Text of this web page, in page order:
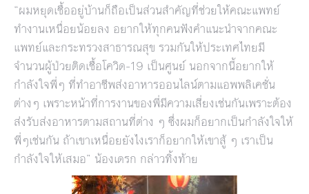
“ผมหยุดเชื้ออยู่บ้านก็ถือเป็นส่วนสำคัญที่ช่วยให้คณะแพทย์
ทำงานเหนื่อยน้อยลง อยากให้ทุกคนฟังคำแนะนำจากคณะ
แพทย์และกระทรวงสาธารณสุข รวมกันให้ประเทศไทยมี
จำนวนผู้ป่วยติดเชื้อโควิด-19 เป็นศูนย์ นอกจากนี้อยากให้
กำลังใจพี่ๆ ที่ทำอาชีพส่งอาหารออนไลน์ตามแอพพลิเคชั่น
ต่างๆ เพราะหน้าที่การงานของพี่มีความเสี่ยงเช่นกันเพราะต้อง
ส่งรับส่งอาหารตามสถานที่ต่าง ๆ ซึ่งผมก็อยากเป็นกำลังใจให้
พี่ๆเช่นกัน ถ้าเขาเหนื่อยยังไงเราก็อยากให้เขาสู้ ๆ เราเป็น
กำลังใจให้เสมอ” น้องเดรก กล่าวทิ้งท้าย